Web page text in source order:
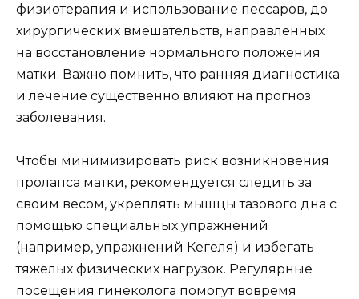
физиотерапия и использование пессаров, до
хирургических вмешательств, направленных
на восстановление нормального положения
матки. Важно помнить, что ранняя диагностика
и лечение существенно влияют на прогноз
заболевания.
Чтобы минимизировать риск возникновения
пролапса матки, рекомендуется следить за
своим весом, укреплять мышцы тазового дна с
помощью специальных упражнений
(например, упражнений Кегеля) и избегать
тяжелых физических нагрузок. Регулярные
посещения гинеколога помогут вовремя